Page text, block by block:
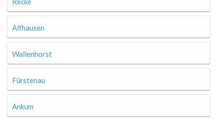
Alfhausen
Wallenhorst
Fürstenau
Ankum